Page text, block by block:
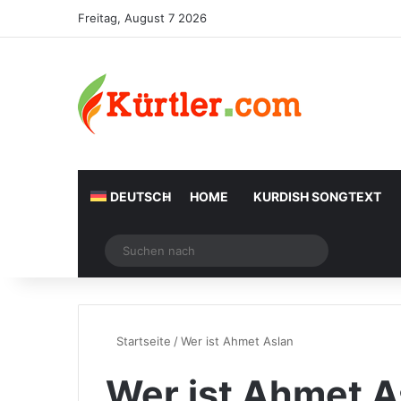
Freitag, August 7 2026
DEUTSCH HOME KURDISH SONGTEXT
Zufälliger Artikel
nach
Startseite /Wer ist Ahmet Aslan